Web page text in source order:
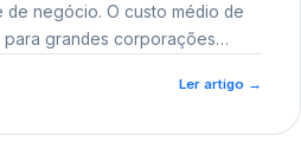
O custo médio de
para grandes corporações
junto a órgãos como a
Ler artigo →